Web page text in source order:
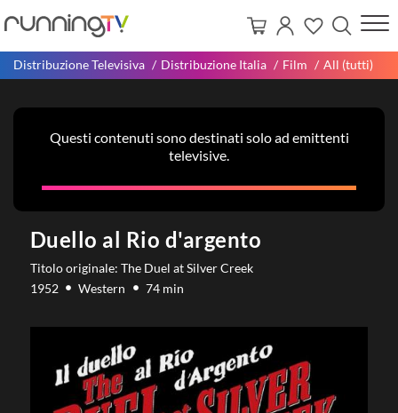
Distribuzione Televisiva Distribuzione Italia Film All (tutti)
Questi contenuti sono destinati solo ad emittenti
televisive.
Duello al Rio d'argento
Titolo originale: The Duel at Silver Creek
1952
Western 74 min